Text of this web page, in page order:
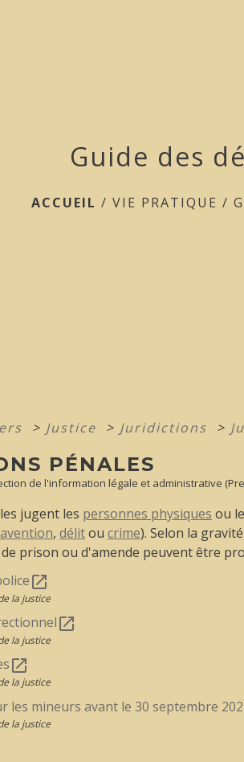
Guide des
ACCUEIL /VIE PRATIQUE /
> Justice > Juridictions >
PÉNALES
de l'information légale et administrative
jugent les personnes physiques ou
, délitou crime). Selon la
de prison ou d'amende peuvent être
open_in_new
la justice
open_in_new
la justice
open_in_new
la justice
les mineurs avant le 30 septembre
la justice